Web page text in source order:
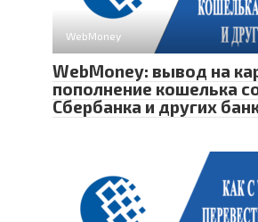
WebMoney
WebMoney: вывод на
пополнение кошелька
Сбербанка и других